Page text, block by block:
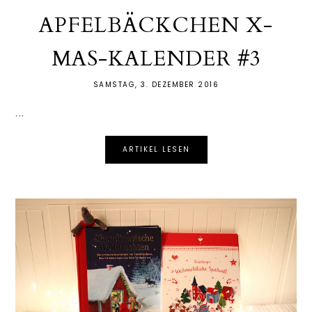
APFELBÄCKCHEN X-
MAS-KALENDER #3
SAMSTAG, 3. DEZEMBER 2016
...
ARTIKEL LESEN